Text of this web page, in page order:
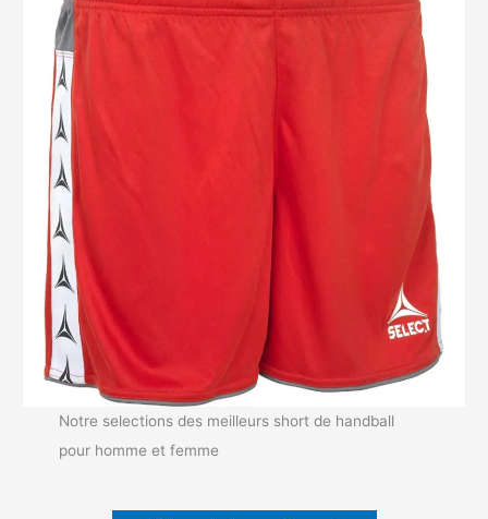
Notre selections des meilleurs short de handball
pour homme et femme